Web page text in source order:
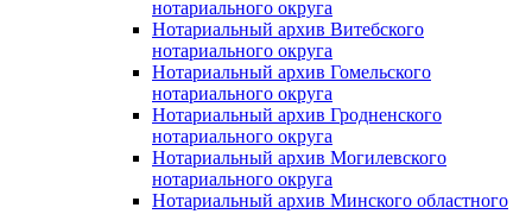
нотариального округа
Нотариальный архив Витебского
нотариального округа
Нотариальный архив Гомельского
нотариального округа
Нотариальный архив Гродненского
нотариального округа
Нотариальный архив Могилевского
нотариального округа
Нотариальный архив Минского областного